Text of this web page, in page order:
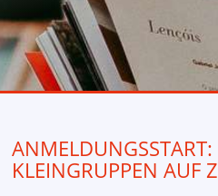
KLEINGRUPPEN AUF